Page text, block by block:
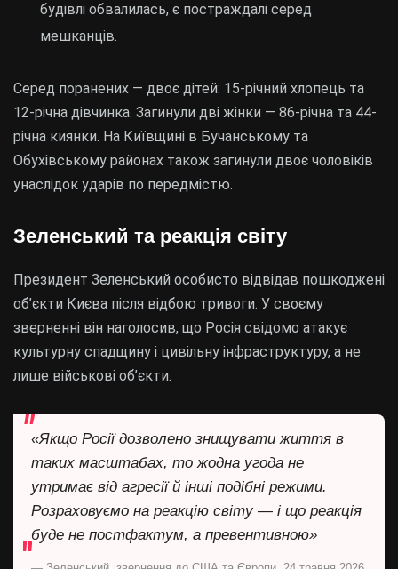
будівлі обвалилась, є постраждалі серед
мешканців.
Серед поранених — двоє дітей: 15-річний хлопець та
12-річна дівчинка. Загинули дві жінки — 86-річна та 44-
річна киянки. На Київщині в Бучанському та
Обухівському районах також загинули двоє чоловіків
унаслідок ударів по передмістю.
Зеленський та реакція світу
Президент Зеленський особисто відвідав пошкоджені
об’єкти Києва після відбою тривоги. У своєму
зверненні він наголосив, що Росія свідомо атакує
культурну спадщину і цивільну інфраструктуру, а не
лише військові об’єкти.
«Якщо Росії дозволено знищувати життя в
таких масштабах, то жодна угода не
утримає від агресії й інші подібні режими.
Розраховуємо на реакцію світу — і що реакція
буде не постфактум, а превентивною»